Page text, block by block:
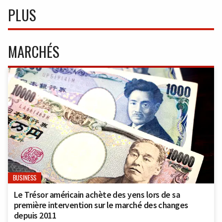
PLUS
MARCHÉS
BUSINESS
Le Trésor américain achète des yens lors de sa
première intervention sur le marché des changes
depuis 2011